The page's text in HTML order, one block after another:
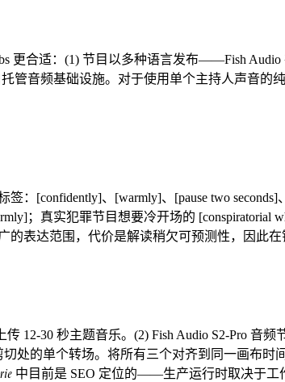
更合适：(1) 节目以多种语言发布——Fish
管音频基础设施。对于使用单个主持人声音的
签：[confidently]、[warmly]、[pause two
；真实犯罪节目想要冷开场的
的表达范围，代价是解读稍欠可预测性，因此在
12-30 秒主题音乐。(2) Fish Audio S2-Pro 音
的单个转场。将所有三个对齐到同一画布时
中目前是 SEO 定位的——生产运行时取决于工